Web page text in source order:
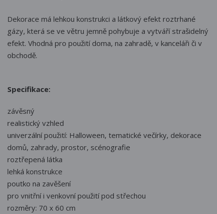
Dekorace má lehkou konstrukci a látkový efekt roztrhané
gázy, která se ve větru jemně pohybuje a vytváří strašidelný
efekt. Vhodná pro použití doma, na zahradě, v kanceláři či v
obchodě.
Specifikace:
závěsný
realistický vzhled
univerzální použití: Halloween, tematické večírky, dekorace
domů, zahrady, prostor, scénografie
roztřepená látka
lehká konstrukce
poutko na zavěšení
pro vnitřní i venkovní použití pod střechou
rozměry: 70 x 60 cm